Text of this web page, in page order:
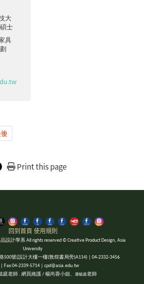
大
士
具
Print this page
回到首頁 使用規則
計學系 All rights reserved © Creative Product Design, Asia
University
500號(設計大樓一樓(敦煌書局旁)A114) | 04-2332-3456
| Fax 04-2339-5714 | cpd@asia.edu.tw
庭老師 . 網頁維護 / 楊尚蓉小姐、
蕭毓庭老師